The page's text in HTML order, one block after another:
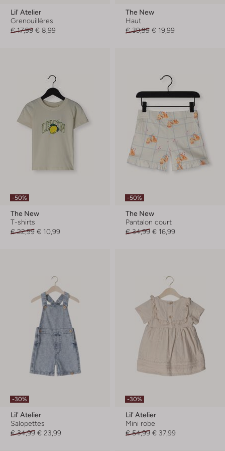
Lil' Atelier
Grenouillères
€ 17,99 € 8,99
The New
Haut
€ 39,99 € 19,99
-50%
The New
T-shirts
€ 22,99 € 10,99
-50%
The New
Pantalon court
€ 34,99 € 16,99
-30%
Lil' Atelier
Salopettes
€ 34,99 € 23,99
-30%
Lil' Atelier
Mini robe
€ 54,99 € 37,99